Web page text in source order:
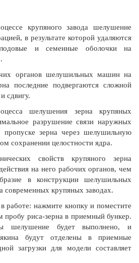
крупяного завода шелушение
в результате которой удаляются
и семенные оболочки на
органов шелушильных машин на
последние подвергаются сложной
сдвигу.
шелушения зерна крупяных
разрушение связи наружных
зерна через шелушильную
сохранении целостности ядра.
свойств крупяного зерна
на него рабочих органов, чем
в конструкции шелушильных
крупяных заводах.
работе: нажмите кнопку и поместите
пробу риса-зерна в приемный бункер.
шелушение будет выполнено, и
будут отделены в приемные
загрузки для модели составляет